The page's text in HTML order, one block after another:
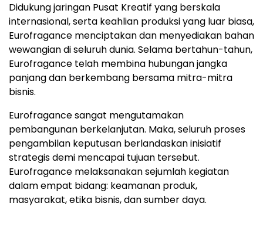
Didukung jaringan Pusat Kreatif yang berskala
internasional, serta keahlian produksi yang luar biasa,
Eurofragance menciptakan dan menyediakan bahan
wewangian di seluruh dunia. Selama bertahun-tahun,
Eurofragance telah membina hubungan jangka
panjang dan berkembang bersama mitra-mitra
bisnis.
Eurofragance sangat mengutamakan
pembangunan berkelanjutan. Maka, seluruh proses
pengambilan keputusan berlandaskan inisiatif
strategis demi mencapai tujuan tersebut.
Eurofragance melaksanakan sejumlah kegiatan
dalam empat bidang: keamanan produk,
masyarakat, etika bisnis, dan sumber daya.